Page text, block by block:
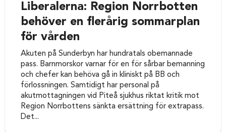
Liberalerna: Region Norrbotten
behöver en flerårig sommarplan
för vården
Akuten på Sunderbyn har hundratals obemannade
pass. Barnmorskor varnar för en för sårbar bemanning
och chefer kan behöva gå in kliniskt på BB och
förlossningen. Samtidigt har personal på
akutmottagningen vid Piteå sjukhus riktat kritik mot
Region Norrbottens sänkta ersättning för extrapass.
Det...